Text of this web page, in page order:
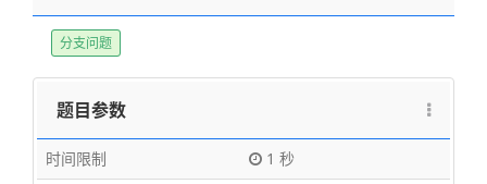
分支问题
题目参数
时间限制
1 秒